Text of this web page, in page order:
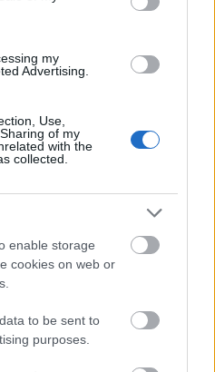
my
Advertising.
Use,
of my
with the
collected.
enable storage
cookies on web or
to be sent to
purposes.
Όλοι μιλούν για τη
κανείς δεν ξέρει από
από τον κινητήρα